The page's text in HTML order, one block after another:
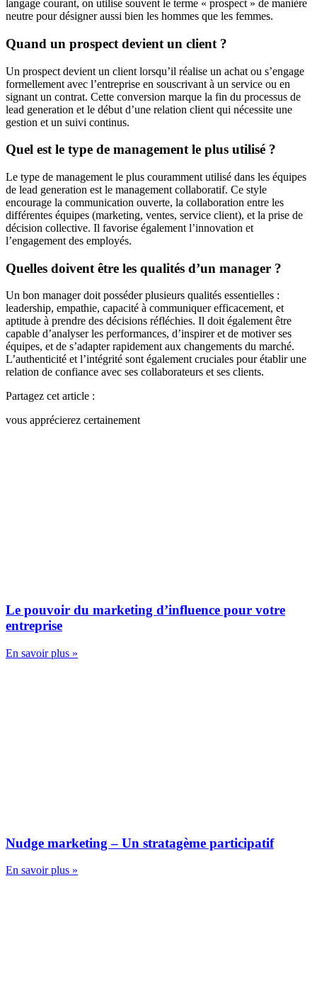
langage courant, on utilise souvent le terme « prospect » de manière
neutre pour désigner aussi bien les hommes que les femmes.
Quand un prospect devient un client ?
Un prospect devient un client lorsqu’il réalise un achat ou s’engage
formellement avec l’entreprise en souscrivant à un service ou en
signant un contrat. Cette conversion marque la fin du processus de
lead generation et le début d’une relation client qui nécessite une
gestion et un suivi continus.
Quel est le type de management le plus utilisé ?
Le type de management le plus couramment utilisé dans les équipes
de lead generation est le management collaboratif. Ce style
encourage la communication ouverte, la collaboration entre les
différentes équipes (marketing, ventes, service client), et la prise de
décision collective. Il favorise également l’innovation et
l’engagement des employés.
Quelles doivent être les qualités d’un manager ?
Un bon manager doit posséder plusieurs qualités essentielles :
leadership, empathie, capacité à communiquer efficacement, et
aptitude à prendre des décisions réfléchies. Il doit également être
capable d’analyser les performances, d’inspirer et de motiver ses
équipes, et de s’adapter rapidement aux changements du marché.
L’authenticité et l’intégrité sont également cruciales pour établir une
relation de confiance avec ses collaborateurs et ses clients.
Partagez cet article :
vous apprécierez certainement
Le pouvoir du marketing d’influence pour votre
entreprise
En savoir plus »
Nudge marketing – Un stratagème participatif
En savoir plus »